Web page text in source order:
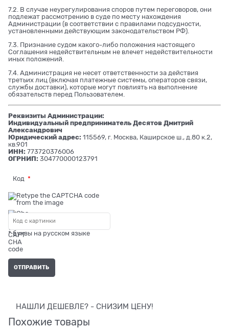
7.2. В случае неурегулирования споров путем переговоров, они
подлежат рассмотрению в суде по месту нахождения
Администрации (в соответствии с правилами подсудности,
установленными действующим законодательством РФ).
7.3. Признание судом какого-либо положения настоящего
Соглашения недействительным не влечет недействительности
иных положений.
7.4. Администрация не несет ответственности за действия
третьих лиц (включая платежные системы, операторов связи,
службы доставки), которые могут повлиять на выполнение
обязательств перед Пользователем.
Реквизиты Администрации:
Индивидуальный предприниматель Десятов Дмитрий
Александрович
Юридический адрес: 115569, г. Москва, Каширское ш., д.80 к.2,
кв.901
ИНН: 773720376006
ОГРНИП: 304770000123791
Код
* буквы на русском языке
НАШЛИ ДЕШЕВЛЕ? - СНИЗИМ ЦЕНУ!
Похожие товары